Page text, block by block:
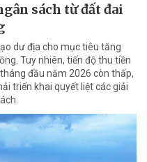
sách từ đất đai
dư địa cho mục tiêu tăng
Tuy nhiên, tiến độ thu tiền
đầu năm 2026 còn thấp,
triển khai quyết liệt các giải